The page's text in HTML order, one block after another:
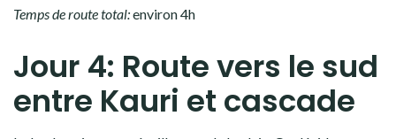
Nous découvrons un sentier super sympa, où il faut grimper
entre les rochers, monter et descendre les ponts et les
escaliers, passer sur ou sous les rochers… Le tout dans une
forêt humide le long d’une rivière. Très très chouette!